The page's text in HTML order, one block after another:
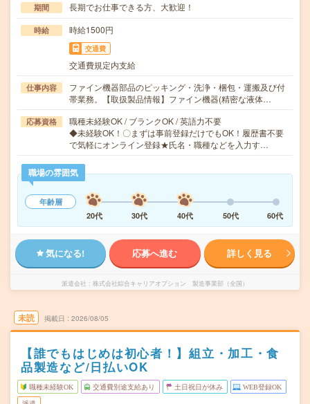
期間 長期でお仕事できる方、大歓迎！
時給 時給1500円
交通費
交通費規定内支給
仕事内容
ファイン機器部品のピッキング・洗浄・梱包・運搬及び付
帯業務。【取扱製品情報】ファイン機器(精密な液体…
応募資格
職種未経験OK / ブランクOK / 英語力不要
◆未経験OK！〇まずは事前登録だけでもOK！履歴書不要
で気軽にオンライン登録★氏名・職種などを入力す…
職場の雰囲気
年齢層
20代
30代 40代 50代 60代
気になる! 応募へ進む 詳しく見る
派遣会社 株式会社綜合キャリアオプション 製造事業部（全国）
未読 掲載日 2026/08/05
【誰でもはじめは初心者！】組立・加工・食
品製造など/日払いOK
職種未経験OK 交通費別途支給あり 土日祝日が休み WEB登録OK